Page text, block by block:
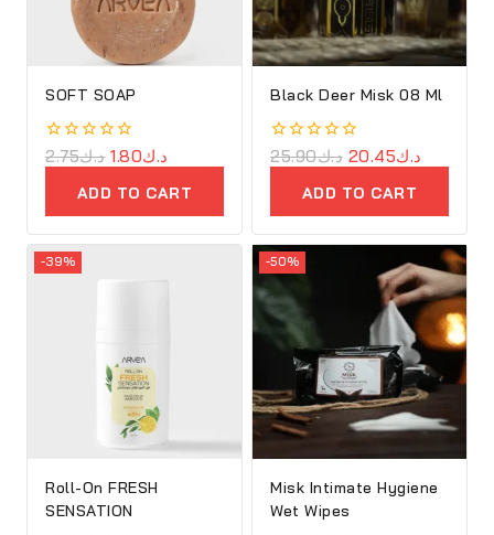
SOFT SOAP
0
out
د.ك2.75 د.ك1.80
ADD TO CART
Black Deer Misk 08 Ml
0
out
د.ك25.90 د.ك20.45
ADD TO CART
-39%
Roll-On FRESH
SENSATION
-50%
Misk Intimate Hygiene
Wet Wipes